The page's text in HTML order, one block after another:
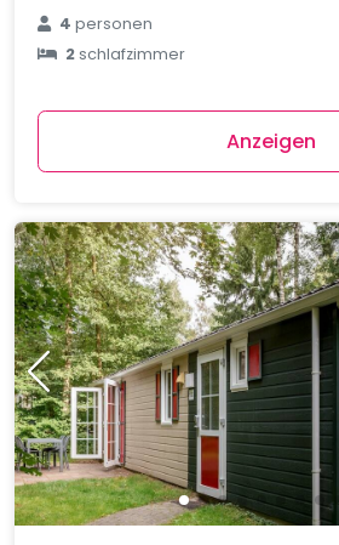
4personen
2schlafzimmer
Anzeigen